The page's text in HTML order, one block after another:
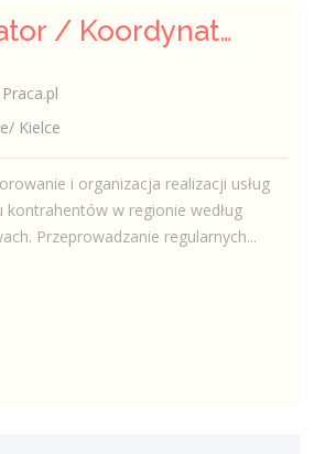
Koordynator / Koordynatorka Usług Serwisowych i Zespołów Terenowych
Kielce
i organizacja realizacji usług
kontrahentów w regionie według
Przeprowadzanie regularnych...